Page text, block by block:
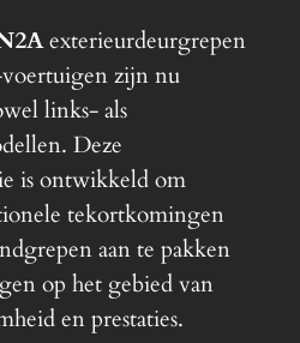
exterieurdeurgrepen
zijn nu
links- als
Deze
is ontwikkeld om
tekortkomingen
aan te pakken
op het gebied van
en prestaties.